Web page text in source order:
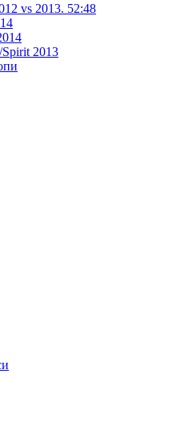
vs 2013. 52:48
Spirit 2013